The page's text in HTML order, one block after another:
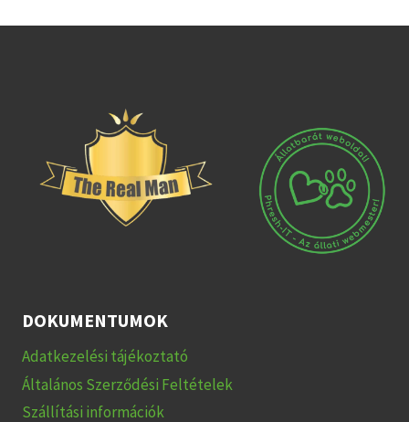
DOKUMENTUMOK
Adatkezelési tájékoztató
Általános Szerződési Feltételek
Szállítási információk